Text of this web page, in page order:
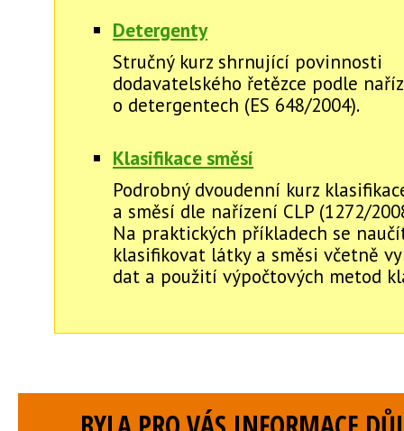
Detergenty
Stručný kurz shrnující povinnosti
dodavatelského řetězce podle
o detergentech (ES 648/2004).
Klasifikace směsí
Podrobný dvoudenní kurz
a směsí dle nařízení CLP (1272/
Na praktických příkladech se
klasifikovat látky a směsi včetně
dat a použití výpočtových metod